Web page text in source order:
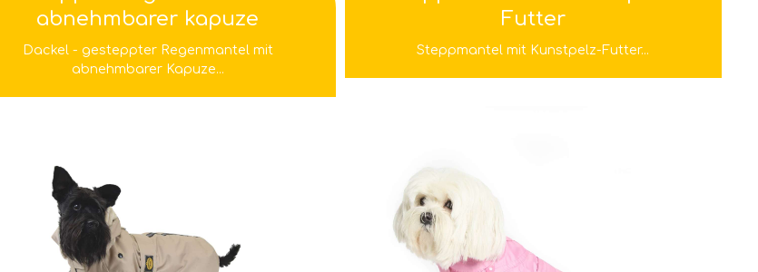
abnehmbarer kapuze
Dackel - gesteppter Regenmantel mit
abnehmbarer Kapuze...
Futter
Steppmantel mit Kunstpelz-Futter...